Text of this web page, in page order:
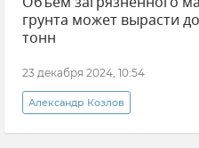
Природа
Разлив нефтепродуктов в
грунта может вырасти
тонн
23 декабря 2024, 10:54
Александр Козлов
Разлив нефтепродуктов в